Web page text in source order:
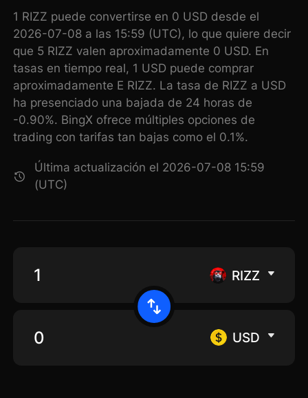
1 RIZZ puede convertirse en 0 USD desde el
2026-07-08 a las 15:59 (UTC), lo que quiere decir
que 5 RIZZ valen aproximadamente 0 USD. En
tasas en tiempo real, 1 USD puede comprar
aproximadamente E RIZZ. La tasa de RIZZ a USD
ha presenciado una bajada de 24 horas de
-0.90%. BingX ofrece múltiples opciones de
trading con tarifas tan bajas como el 0.1%.
Última actualización el 2026-07-08 15:59
(UTC)
RIZZ
USD